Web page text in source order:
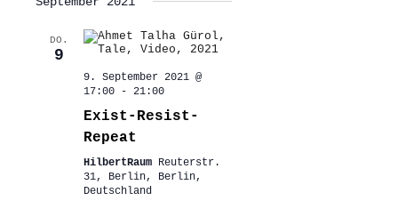
DO.
9
9. September 2021 @
17:00- 21:00
Exist-Resist-
Repeat
HilbertRaum Reuterstr.
31, Berlin, Berlin,
Deutschland